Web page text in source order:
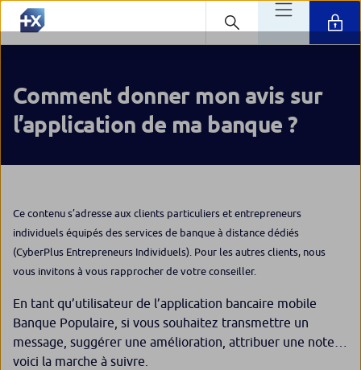
Comment donner mon avis sur
l’application de ma banque ?
Ce contenu s’adresse aux clients particuliers et entrepreneurs
individuels équipés des services de banque à distance dédiés
(CyberPlus Entrepreneurs Individuels). Pour les autres clients, nous
vous invitons à vous rapprocher de votre conseiller.
En tant qu’utilisateur de l’application bancaire mobile
Banque Populaire, si vous souhaitez transmettre un
message, suggérer une amélioration, attribuer une note…
voici la marche à suivre.